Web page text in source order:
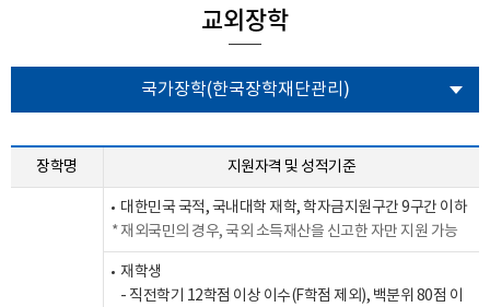
교외장학
국가장학(한국장학재단관리)
장학명 지원자격 및 성적기준
대한민국 국적, 국내대학 재학, 학자금지원구간 9구간 이하
재외국민의 경우, 국외 소득재산을 신고한 자만 지원 가능
재학생
- 직전학기 12학점 이상 이수(F학점 제외), 백분위 80점 이